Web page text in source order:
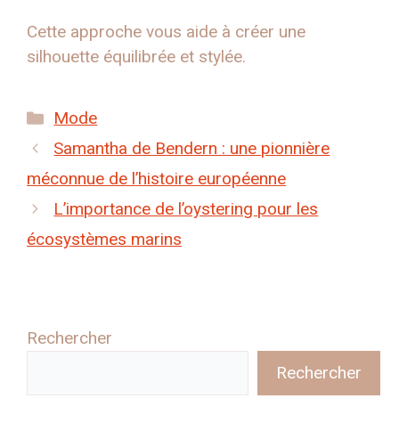
Cette approche vous aide à créer une
silhouette équilibrée et stylée.
Catégories
Mode
Samantha de Bendern : une pionnière
méconnue de l’histoire européenne
L’importance de l’oystering pour les
écosystèmes marins
Rechercher
Rechercher